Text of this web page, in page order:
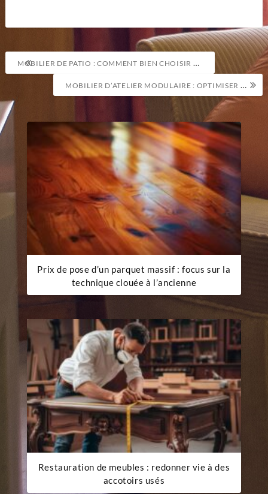
Navigation
de
l’article
MOBILIER DE PATIO : COMMENT BIEN CHOISIR SES ÉQUIPEMENTS ?
MOBILIER D’ATELIER MODULAIRE : OPTIMISER ET RÉORGANISER SON ESPACE
Prix de pose d’un parquet massif : focus sur la
technique clouée à l’ancienne
Restauration de meubles : redonner vie à des
accotoirs usés